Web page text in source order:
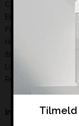
Color
Ekseption
FUSION MESO
Hairaway
ItalWax
Living Dimension
ReflectoCil
InformationTilmeld